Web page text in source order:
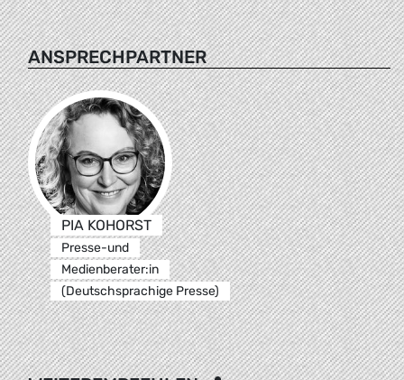
ANSPRECHPARTNER
PIA KOHORST
Presse-und
Medienberater:in
(Deutschsprachige Presse)